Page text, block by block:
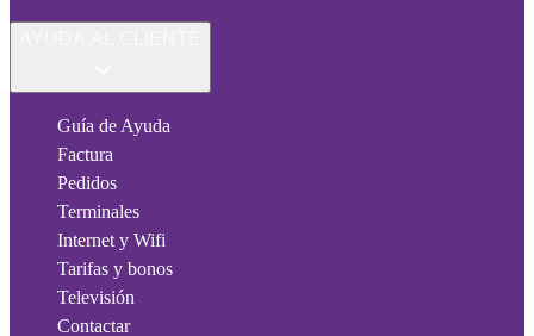
Guía de Ayuda
Factura
Pedidos
Terminales
Internet y Wifi
Tarifas y bonos
Televisión
Contactar